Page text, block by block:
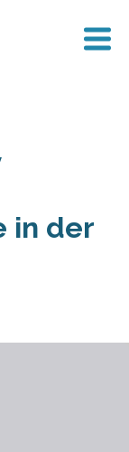
in der